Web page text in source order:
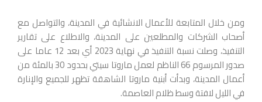
ومن خلال المتابعة للأعمال الانشائية في المدينة، والتواصل مع
أصحاب الشركات والمطلعين على المدينة، والاطلاع على تقارير
التنفيذ، وصلت نسبة التنفيذ في نهاية 2023 أي بعد 12 عاما على
صدور المرسوم 66 الناظم لعمل ماروتا سيتي بحدود 30 بالمئة من
أعمال المدينة، وبدأت أبنية ماروتا الشاهقة تظهر للجميع والإنارة
في الليل لافتة وسط ظلام العاصمة.